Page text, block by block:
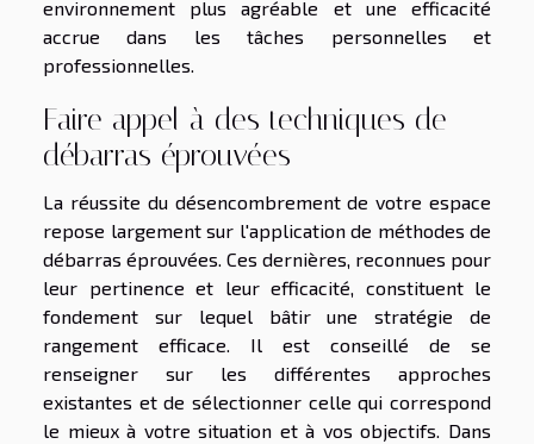
environnement plus agréable et une efficacité
accrue dans les tâches personnelles et
professionnelles.
Faire appel à des techniques de
débarras éprouvées
La réussite du désencombrement de votre espace
repose largement sur l'application de méthodes de
débarras éprouvées. Ces dernières, reconnues pour
leur pertinence et leur efficacité, constituent le
fondement sur lequel bâtir une stratégie de
rangement efficace. Il est conseillé de se
renseigner sur les différentes approches
existantes et de sélectionner celle qui correspond
le mieux à votre situation et à vos objectifs. Dans